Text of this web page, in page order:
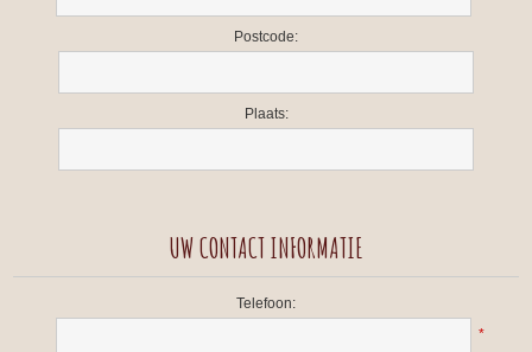
Postcode:
Plaats:
UW CONTACT INFORMATIE
Telefoon:
*